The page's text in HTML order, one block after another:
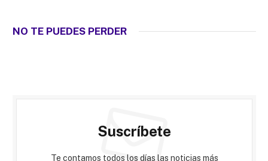
NO TE PUEDES PERDER
Suscríbete
Te contamos todos los días las noticias más